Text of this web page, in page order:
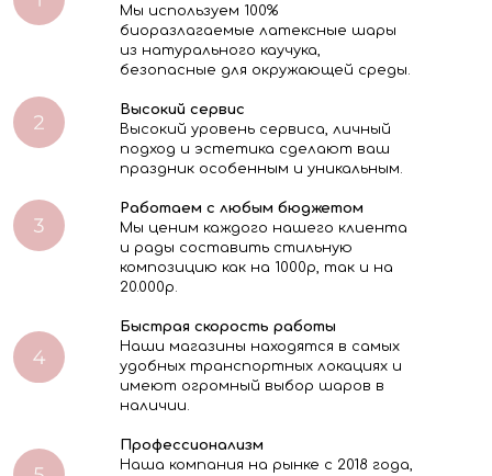
Мы используем 100%
биоразлагаемые латексные шары
из натурального каучука,
безопасные для окружающей среды.
Высокий сервис
Высокий уровень сервиса, личный
подход и эстетика сделают ваш
праздник особенным и уникальным.
Работаем с любым бюджетом
Мы ценим каждого нашего клиента
и рады составить стильную
композицию как на 1000р, так и на
20.000р.
Быстрая скорость работы
Наши магазины находятся в самых
удобных транспортных локациях и
имеют огромный выбор шаров в
наличии.
Профессионализм
Наша компания на рынке с 2018 года,